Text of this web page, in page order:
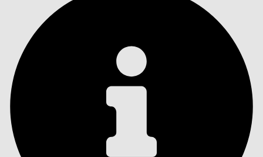
INHOUDSOPGAVE